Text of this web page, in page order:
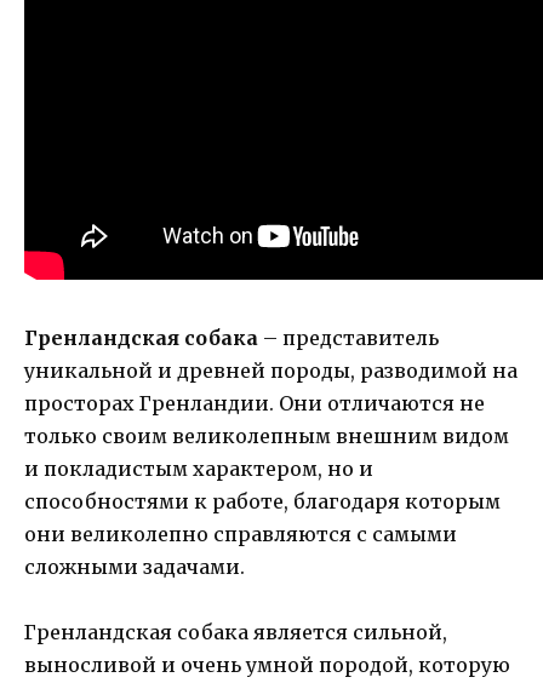
Гренландская собака – представитель
уникальной и древней породы, разводимой на
просторах Гренландии. Они отличаются не
только своим великолепным внешним видом
и покладистым характером, но и
способностями к работе, благодаря которым
они великолепно справляются с самыми
сложными задачами.
Гренландская собака является сильной,
выносливой и очень умной породой, которую